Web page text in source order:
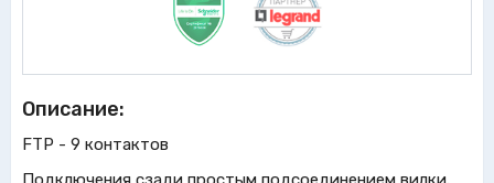
Описание:
FTP - 9 контактов